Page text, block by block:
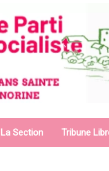
La Section Tribune